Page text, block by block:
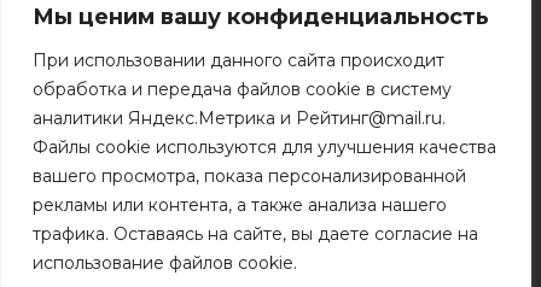
Мы ценим вашу конфиденциальность
При использовании данного сайта происходит
обработка и передача файлов cookie в систему
аналитики Яндекс.Метрика и Рейтинг@mail.ru.
Файлы cookie используются для улучшения качества
вашего просмотра, показа персонализированной
рекламы или контента, а также анализа нашего
трафика. Оставаясь на сайте, вы даете согласие на
использование файлов cookie.
Поиск